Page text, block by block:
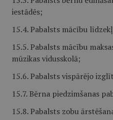
iestādēs;
15.4. Pabalsts mācību
15.5. Pabalsts mācību
mūzikas vidusskolā;
15.6. Pabalsts vispārējo
15.7. Bērna piedzimšanas
15.8. Pabalsts zobu